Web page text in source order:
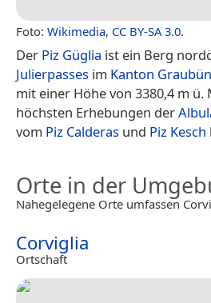
Foto: Wikimedia, CC BY-SA 3.0.
Der Piz Güglia ist ein Berg
Julierpasses im Kanton
mit einer Höhe von 3380,4 m ü.
höchsten Erhebungen der
vom Piz Calderas und Piz Kesch
Orte in der
Nahegelegene Orte umfassen
Corviglia
Ortschaft